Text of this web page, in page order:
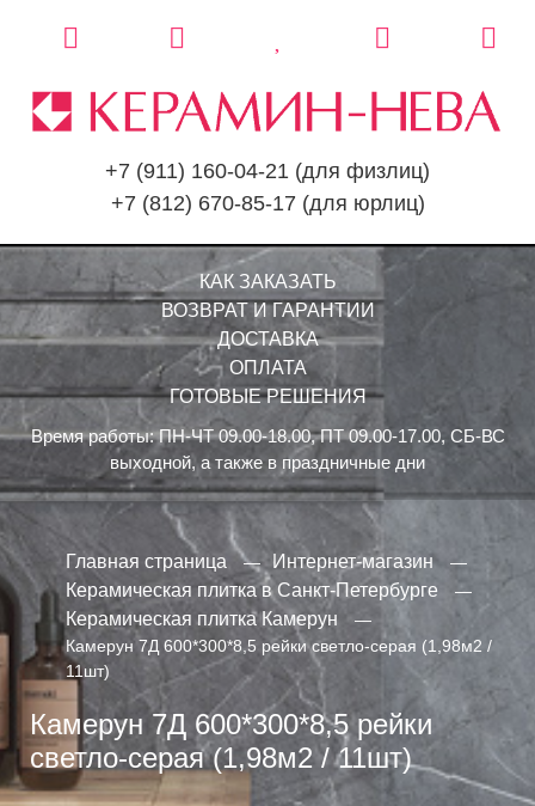
+7 (911) 160-04-21 (для физлиц)
+7 (812) 670-85-17 (для юрлиц)
КАК ЗАКАЗАТЬ
ВОЗВРАТ И ГАРАНТИИ
ДОСТАВКА
ОПЛАТА
ГОТОВЫЕ РЕШЕНИЯ
Время работы: ПН-ЧТ 09.00-18.00, ПТ 09.00-17.00, СБ-ВС
выходной, а также в праздничные дни
Главная страница
Интернет-магазин
Керамическая плитка в Санкт-Петербурге
Керамическая плитка Камерун
Камерун 7Д 600*300*8,5 рейки светло-серая (1,98м2 /
11шт)
Камерун 7Д 600*300*8,5 рейки
светло-серая (1,98м2 / 11шт)